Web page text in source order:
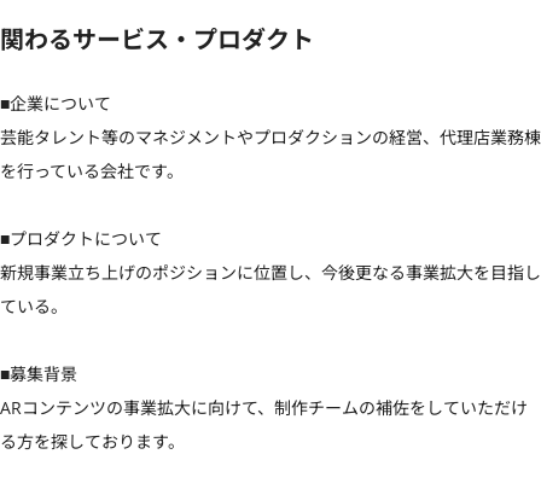
関わるサービス・プロダクト
■企業について
芸能タレント等のマネジメントやプロダクションの経営、代理店業務棟
を行っている会社です。
■プロダクトについて
新規事業立ち上げのポジションに位置し、今後更なる事業拡大を目指し
ている。
■募集背景
ARコンテンツの事業拡大に向けて、制作チームの補佐をしていただけ
る方を探しております。